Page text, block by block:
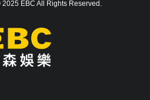
EBC All Rights Reserved.